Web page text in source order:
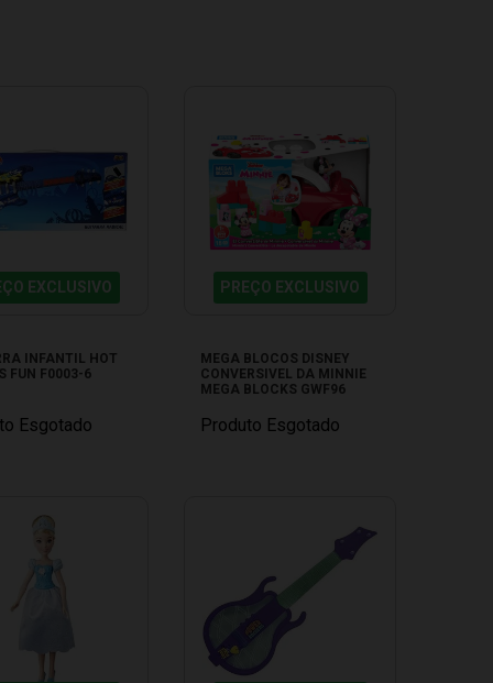
EXCLUSIVO
INFANTIL HOT
FUN F0003-6
Esgotado
PREÇO EXCLUSIVO
MEGA BLOCOS DISNEY
CONVERSIVEL DA MINNIE
MEGA BLOCKS GWF96
Produto Esgotado